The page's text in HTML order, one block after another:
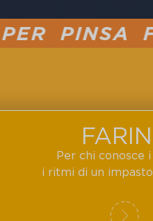
Per chi conosce
i ritmi di un